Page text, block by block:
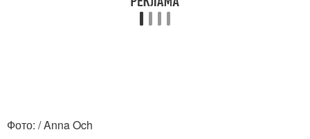
Фото: / Anna Och